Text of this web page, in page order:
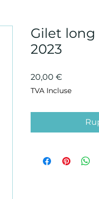
Gilet long
2023
20,00 €
TVA Incluse